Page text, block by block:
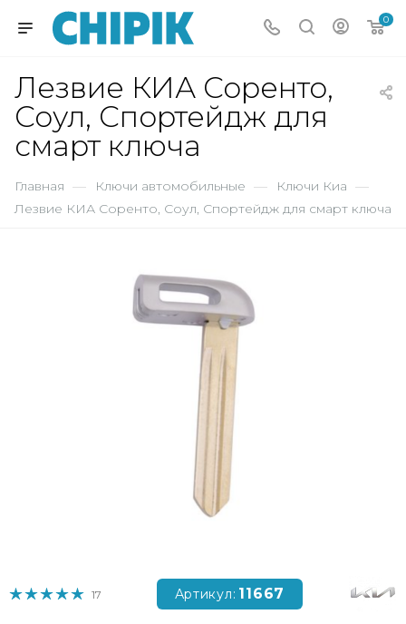
0
Лезвие КИА Соренто,
Соул, Спортейдж для
cмарт ключа
Главная — Ключи автомобильные — Ключи Киа —
Лезвие КИА Соренто, Соул, Спортейдж для cмарт ключа
17 Артикул: 11667